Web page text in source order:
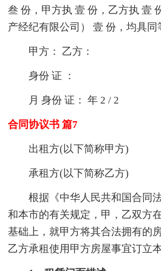
叁 份，甲方执 壹 份，乙方执 壹
产经纪有限公司） 壹 份，均具同
甲方： 乙方：
身份 证 ：
月 身份 证： 年 2 / 2
合同协议书 篇7
出租方(以下简称甲方)
承租方(以下简称乙方)
根据《中华人民共和国合同
和本市的有关规定，甲，乙双方
基础上，就甲方将其合法拥有的
乙方承租使用甲方房屋事宜订立本